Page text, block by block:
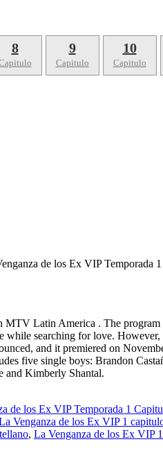
8 9
Capitulo
10
Capitulo
de los Ex VIP
Latin America . The
searching for love.
and it premiered on
five single boys: Brandon
and Kimberly Shantal.
de los Ex VIP Temporada 1
Venganza de los Ex VIP 1
, La Venganza de los Ex VIP